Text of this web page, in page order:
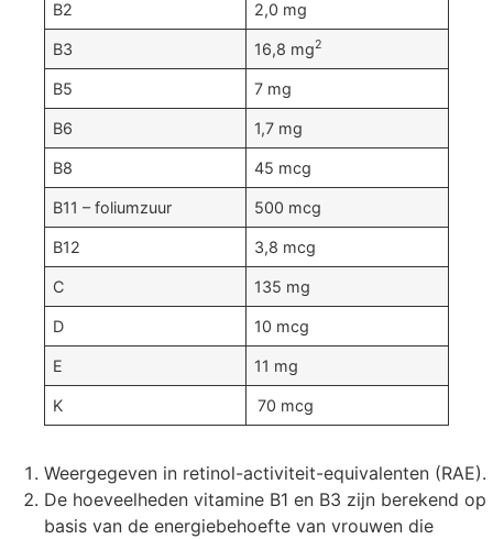
B2 2,0 mg
B3 16,8 mg2
B5 7 mg
B6 1,7 mg
B8 45 mcg
B11 – foliumzuur 500 mcg
B12 3,8 mcg
C 135 mg
D 10 mcg
E 11 mg
K 70 mcg
Weergegeven in retinol-activiteit-equivalenten (RAE).
De hoeveelheden vitamine B1 en B3 zijn berekend op
basis van de energiebehoefte van vrouwen die